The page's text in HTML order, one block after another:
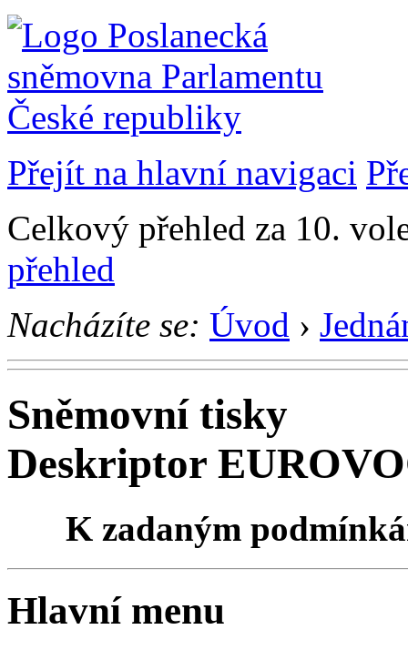
Přejít na hlavní navigaci
Celkový přehled za 10.
přehled
Nacházíte se: Úvod ›
Sněmovní tisky
Deskriptor
K zadaným
Hlavní menu